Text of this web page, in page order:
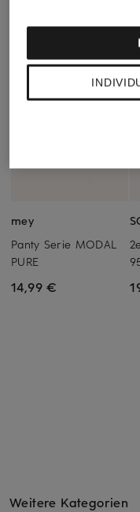
mey
Panty Serie MODAL
PURE
14,99 €
Weitere Kategorien